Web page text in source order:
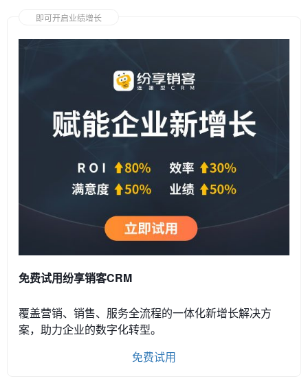
即可开启业绩增长
免费试用纷享销客CRM
覆盖营销、销售、服务全流程的一体化新增长解决方
案，助力企业的数字化转型。
免费试用